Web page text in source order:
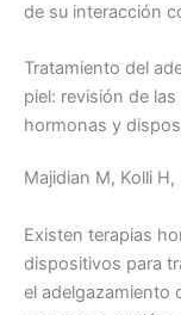
de su interacción
Tratamiento del
piel: revisión de
hormonas y
Majidian M, Kolli H,
Existen terapias
dispositivos para
el adelgazamiento